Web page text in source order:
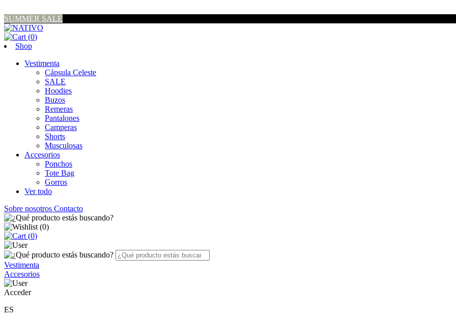
SUMMER SALE
(0)
Shop
Vestimenta
Cápsula Celeste
SALE
Hoodies
Buzos
Remeras
Pantalones
Camperas
Shorts
Musculosas
Accesorios
Ponchos
Tote Bag
Gorros
Ver todo
Sobre nosotros Contacto
(0)
(0)
Vestimenta
Accesorios
Acceder
ES